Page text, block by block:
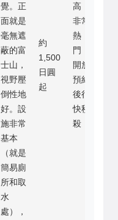
覺。正
面就是
毫無遮
蔽的富
士山，
視野壓
倒性地
好。設
施非常
基本
（就是
簡易廁
所和取
水
處），
約
1,500
日圓
起
高，
非常
熱
門，
開放
預約
後很
快秒
殺